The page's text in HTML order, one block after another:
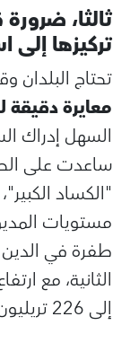
ثالثا،
تركيزها إلى
تحتاج البلدان
معايرة دقيقة
السهل إدراك
ساعدت على
"الكساد
طفرة في الدين
الثانية، مع
إلى 226 تريليون دولار أمريكي.